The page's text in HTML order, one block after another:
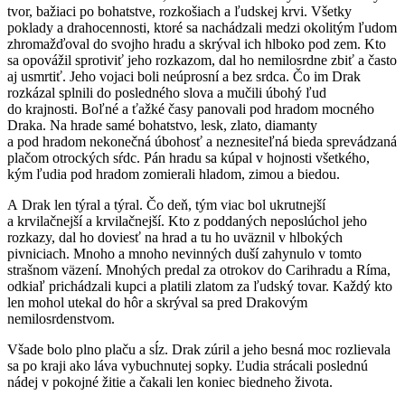
tvor, bažiaci po bohatstve, rozkošiach a ľudskej krvi. Všetky
poklady a drahocennosti, ktoré sa nachádzali medzi okolitým ľudom
zhromažďoval do svojho hradu a skrýval ich hlboko pod zem. Kto
sa opovážil sprotiviť jeho rozkazom, dal ho nemilosrdne zbiť a často
aj usmrtiť. Jeho vojaci boli neúprosní a bez srdca. Čo im Drak
rozkázal splnili do posledného slova a mučili úbohý ľud
do krajnosti. Boľné a ťažké časy panovali pod hradom mocného
Draka. Na hrade samé bohatstvo, lesk, zlato, diamanty
a pod hradom nekonečná úbohosť a neznesiteľná bieda sprevádzaná
plačom otrockých sŕdc. Pán hradu sa kúpal v hojnosti všetkého,
kým ľudia pod hradom zomierali hladom, zimou a biedou.
A Drak len týral a týral. Čo deň, tým viac bol ukrutnejší
a krvilačnejší a krvilačnejší. Kto z poddaných neposlúchol jeho
rozkazy, dal ho doviesť na hrad a tu ho uväznil v hlbokých
pivniciach. Mnoho a mnoho nevinných duší zahynulo v tomto
strašnom väzení. Mnohých predal za otrokov do Carihradu a Ríma,
odkiaľ prichádzali kupci a platili zlatom za ľudský tovar. Každý kto
len mohol utekal do hôr a skrýval sa pred Drakovým
nemilosrdenstvom.
Všade bolo plno plaču a sĺz. Drak zúril a jeho besná moc rozlievala
sa po kraji ako láva vybuchnutej sopky. Ľudia strácali poslednú
nádej v pokojné žitie a čakali len koniec biedneho života.